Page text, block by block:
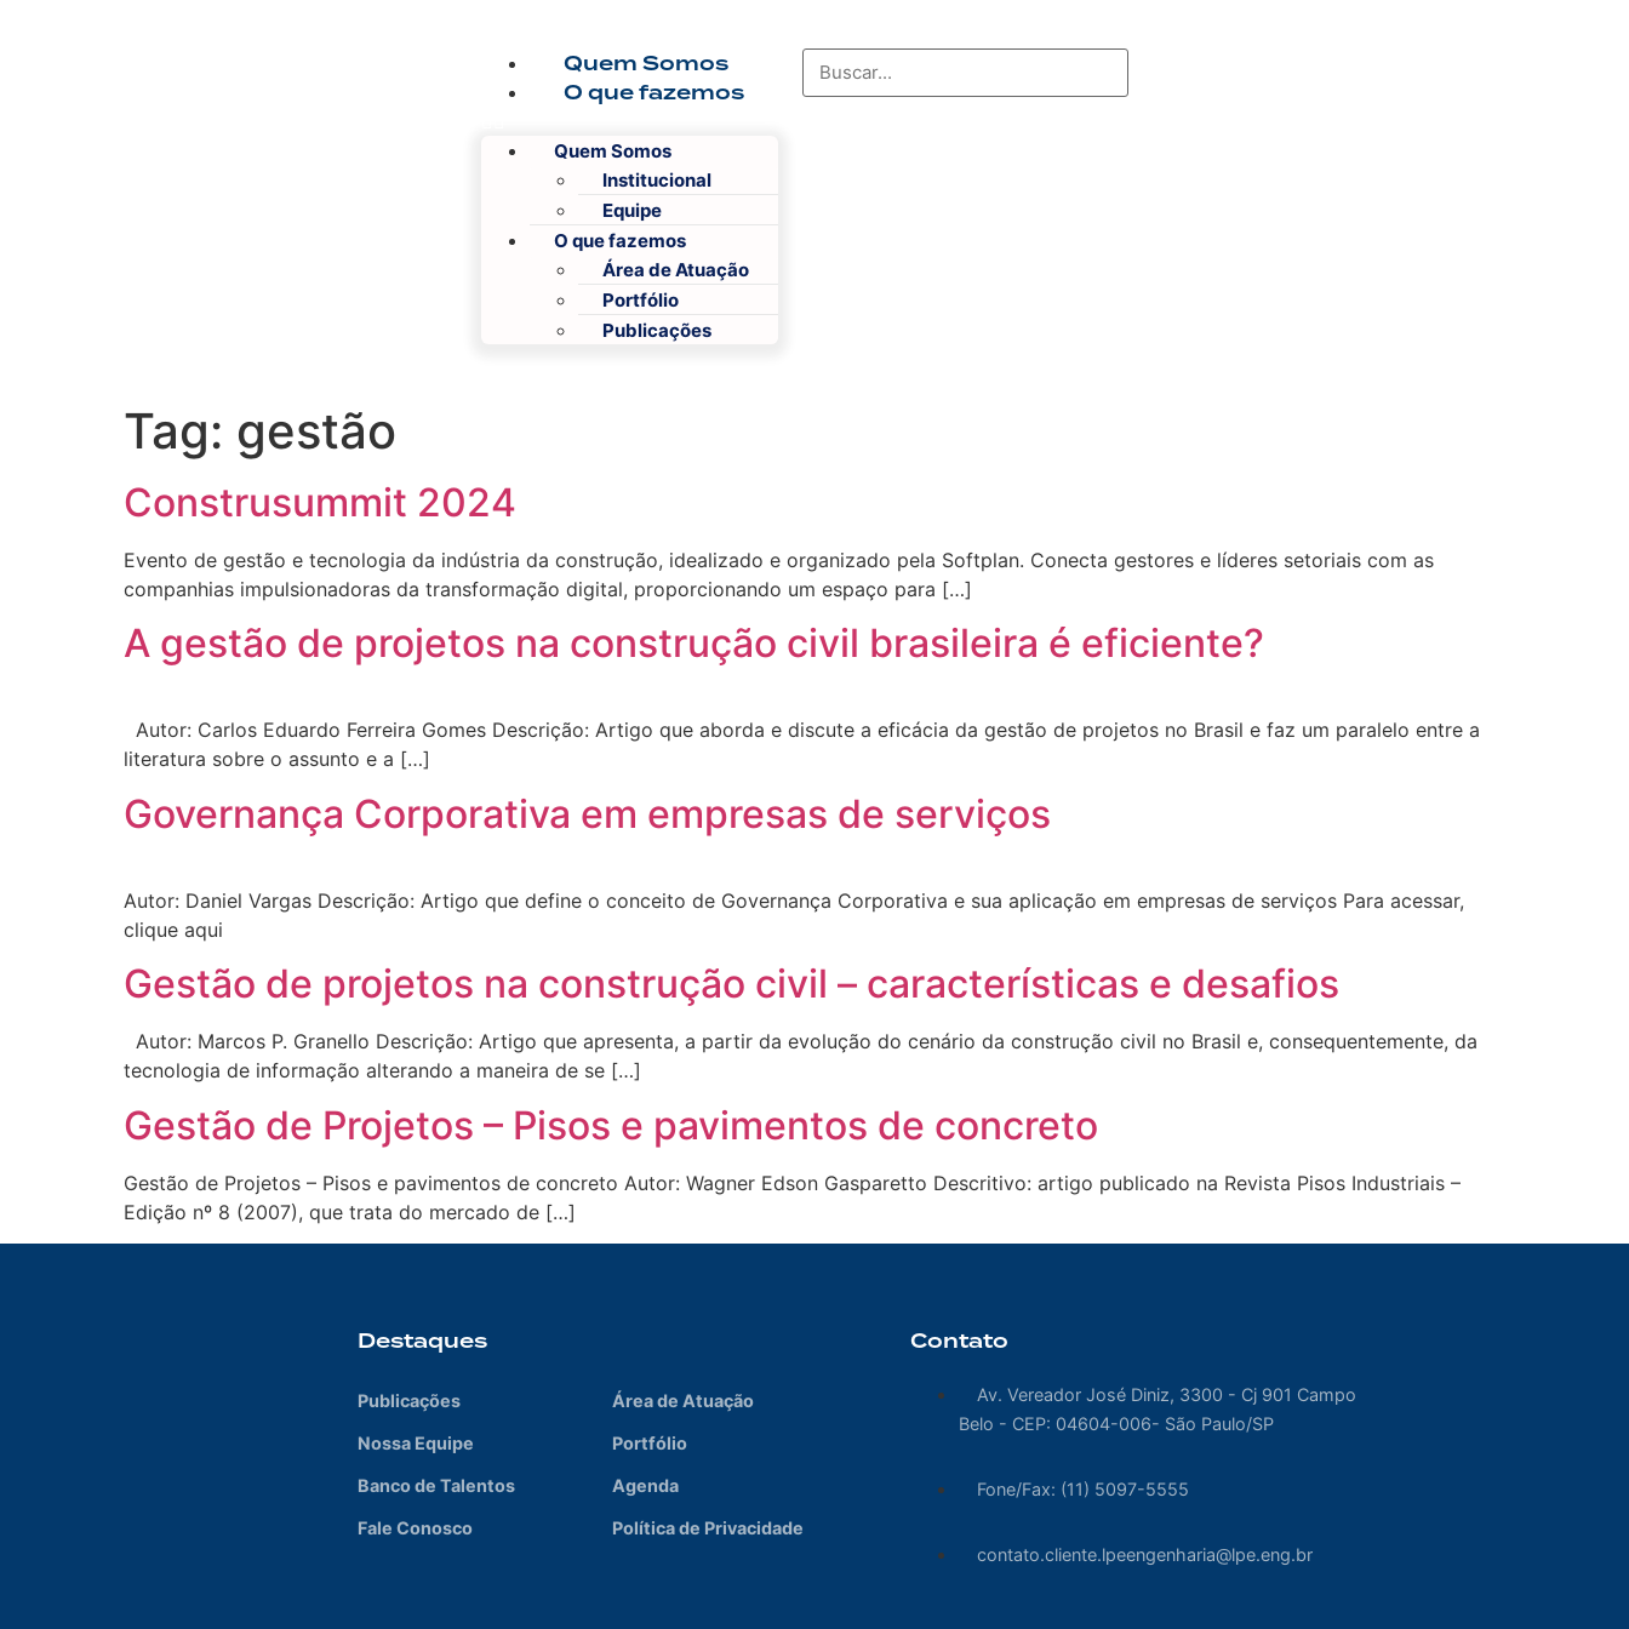
Quem Somos
O que fazemos
Quem Somos
Institucional
Equipe
O que fazemos
Área de Atuação
Portfólio
Publicações
Tag: gestão
Construsummit 2024
Evento de gestão e tecnologia da indústria da construção, idealizado e organizado pela Softplan. Conecta gestores e líderes setoriais com as
companhias impulsionadoras da transformação digital, proporcionando um espaço para […]
A gestão de projetos na construção civil brasileira é eficiente?
Autor: Carlos Eduardo Ferreira Gomes Descrição: Artigo que aborda e discute a eficácia da gestão de projetos no Brasil e faz um paralelo entre a
literatura sobre o assunto e a […]
Governança Corporativa em empresas de serviços
Autor: Daniel Vargas Descrição: Artigo que define o conceito de Governança Corporativa e sua aplicação em empresas de serviços Para acessar,
clique aqui
Gestão de projetos na construção civil – características e desafios
Autor: Marcos P. Granello Descrição: Artigo que apresenta, a partir da evolução do cenário da construção civil no Brasil e, consequentemente, da
tecnologia de informação alterando a maneira de se […]
Gestão de Projetos – Pisos e pavimentos de concreto
Gestão de Projetos – Pisos e pavimentos de concreto Autor: Wagner Edson Gasparetto Descritivo: artigo publicado na Revista Pisos Industriais –
Edição nº 8 (2007), que trata do mercado de […]
Destaques
Publicações
Nossa Equipe
Banco de Talentos
Fale Conosco
Área de Atuação
Portfólio
Agenda
Política de Privacidade
Contato
Av. Vereador José Diniz, 3300 - Cj 901 Campo
Belo - CEP: 04604-006- São Paulo/SP
Fone/Fax: (11) 5097-5555
contato.cliente.lpeengenharia@lpe.eng.br